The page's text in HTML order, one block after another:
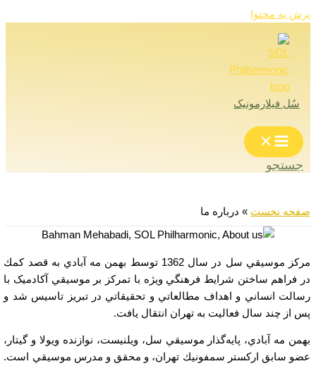
پرش به محتوا
سُل فیلارمونیک
جستجو
صفحه نخست » درباره ما
مرکز موسيقي سل در سال 1362 توسط بهمن مه آبادي به قصد كمك
در فراهم ساختن شرايط فرهنگي ويژه‌ با تمركز بر موسيقي آکادمیک با
رسالت انساني و اهداف مطالعاتي و تحقيقاتي در تبريز تاسيس شد و
پس از چند سال فعاليت به تهران انتقال يافت.
بهمن مه آبادي، پايه‌گذار موسيقي سل، ويلنيست، نوازنده ويولا و گيتار،
عضو سابق اركستر سمفونيك تهران، و محقق و مدرس موسيقي است.